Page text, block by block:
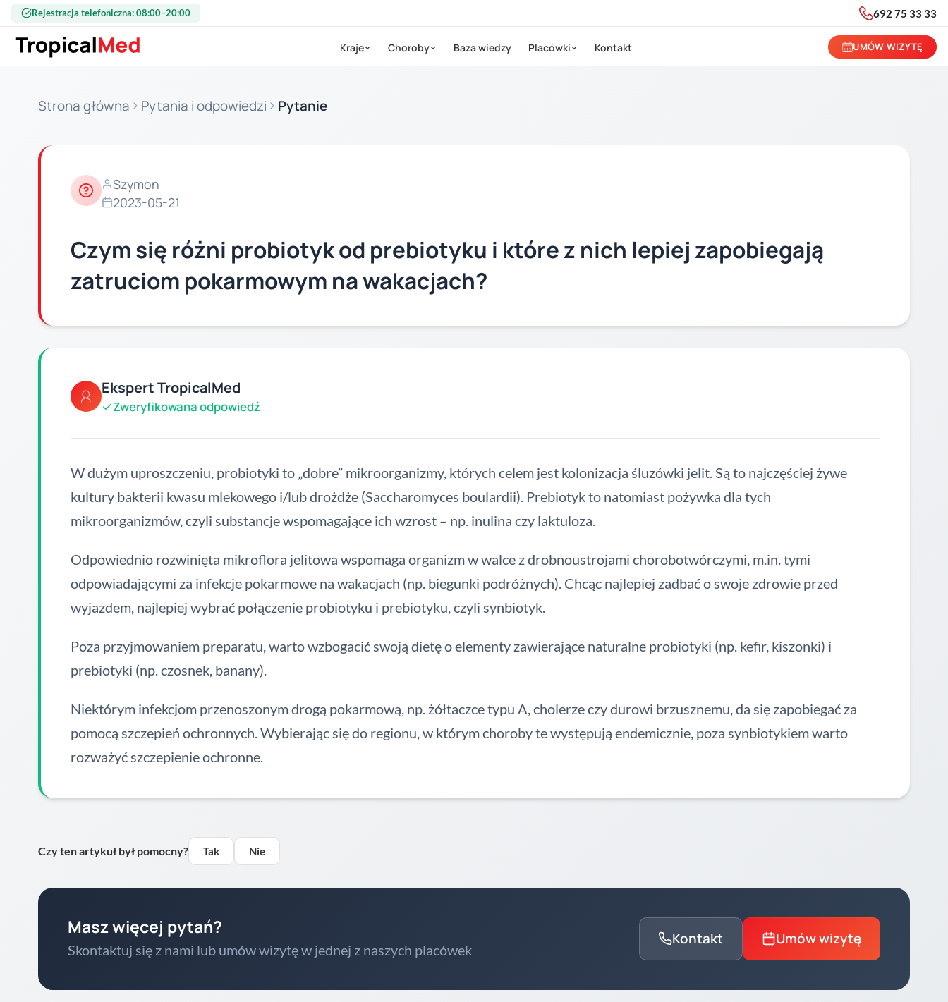
Przejdź do treści
Rejestracja telefoniczna: 08:00–20:00 692 75 33 33
Kraje Choroby Baza wiedzy Placówki Kontakt UMÓW WIZYTĘ
Strona główna Pytania i odpowiedzi Pytanie
Szymon
2023-05-21
Czym się różni probiotyk od prebiotyku i które z nich lepiej zapobiegają
zatruciom pokarmowym na wakacjach?
Ekspert TropicalMed
Zweryfikowana odpowiedź
W dużym uproszczeniu, probiotyki to „dobre” mikroorganizmy, których celem jest kolonizacja śluzówki jelit. Są to najczęściej żywe
kultury bakterii kwasu mlekowego i/lub drożdże (Saccharomyces boulardii). Prebiotyk to natomiast pożywka dla tych
mikroorganizmów, czyli substancje wspomagające ich wzrost – np. inulina czy laktuloza.
Odpowiednio rozwinięta mikroflora jelitowa wspomaga organizm w walce z drobnoustrojami chorobotwórczymi, m.in. tymi
odpowiadającymi za infekcje pokarmowe na wakacjach (np. biegunki podróżnych). Chcąc najlepiej zadbać o swoje zdrowie przed
wyjazdem, najlepiej wybrać połączenie probiotyku i prebiotyku, czyli synbiotyk.
Poza przyjmowaniem preparatu, warto wzbogacić swoją dietę o elementy zawierające naturalne probiotyki (np. kefir, kiszonki) i
prebiotyki (np. czosnek, banany).
Niektórym infekcjom przenoszonym drogą pokarmową, np. żółtaczce typu A, cholerze czy durowi brzusznemu, da się zapobiegać za
pomocą szczepień ochronnych. Wybierając się do regionu, w którym choroby te występują endemicznie, poza synbiotykiem warto
rozważyć szczepienie ochronne.
Czy ten artykuł był pomocny? Tak Nie
Masz więcej pytań?
Skontaktuj się z nami lub umów wizytę w jednej z naszych placówek
Kontakt Umów wizytę